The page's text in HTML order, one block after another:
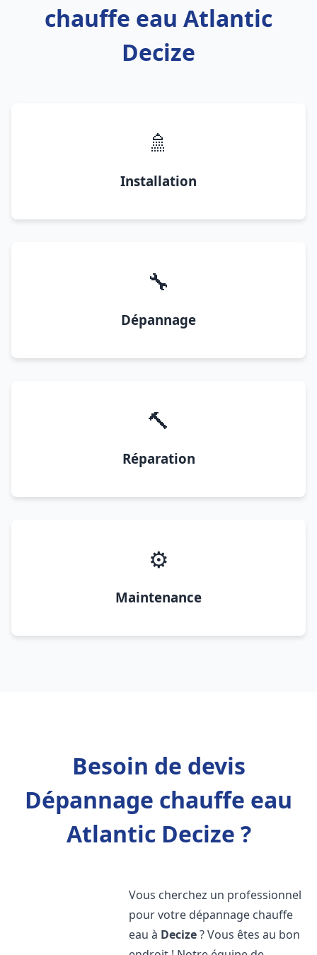
chauffe eau Atlantic
Decize
🚿
Installation
🔧
Dépannage
🔨
Réparation
⚙️
Maintenance
Besoin de devis
Dépannage chauffe eau
Atlantic Decize ?
Vous cherchez un professionnel
pour votre dépannage chauffe
eau à Decize? Vous êtes au bon